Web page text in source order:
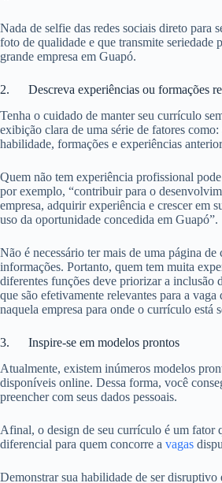
Nada de selfie das redes sociais direto para
foto de qualidade e que transmite seriedade
grande empresa em Guapó.
2. Descreva experiências ou formações
Tenha o cuidado de manter seu currículo
exibição clara de uma série de fatores como:
habilidade, formações e experiências
Quem não tem experiência profissional
por exemplo, “contribuir para o
empresa, adquirir experiência e crescer em
uso da oportunidade concedida em Guapó”.
Não é necessário ter mais de uma página
informações. Portanto, quem tem muita
diferentes funções deve priorizar a inclusão
que são efetivamente relevantes para a vaga
naquela empresa para onde o currículo está
3. Inspire-se em modelos prontos
Atualmente, existem inúmeros modelos
disponíveis online. Dessa forma, você
preencher com seus dados pessoais.
Afinal, o design de seu currículo é um fator
diferencial para quem concorre a vagas
Demonstrar sua habilidade de ser disruptivo